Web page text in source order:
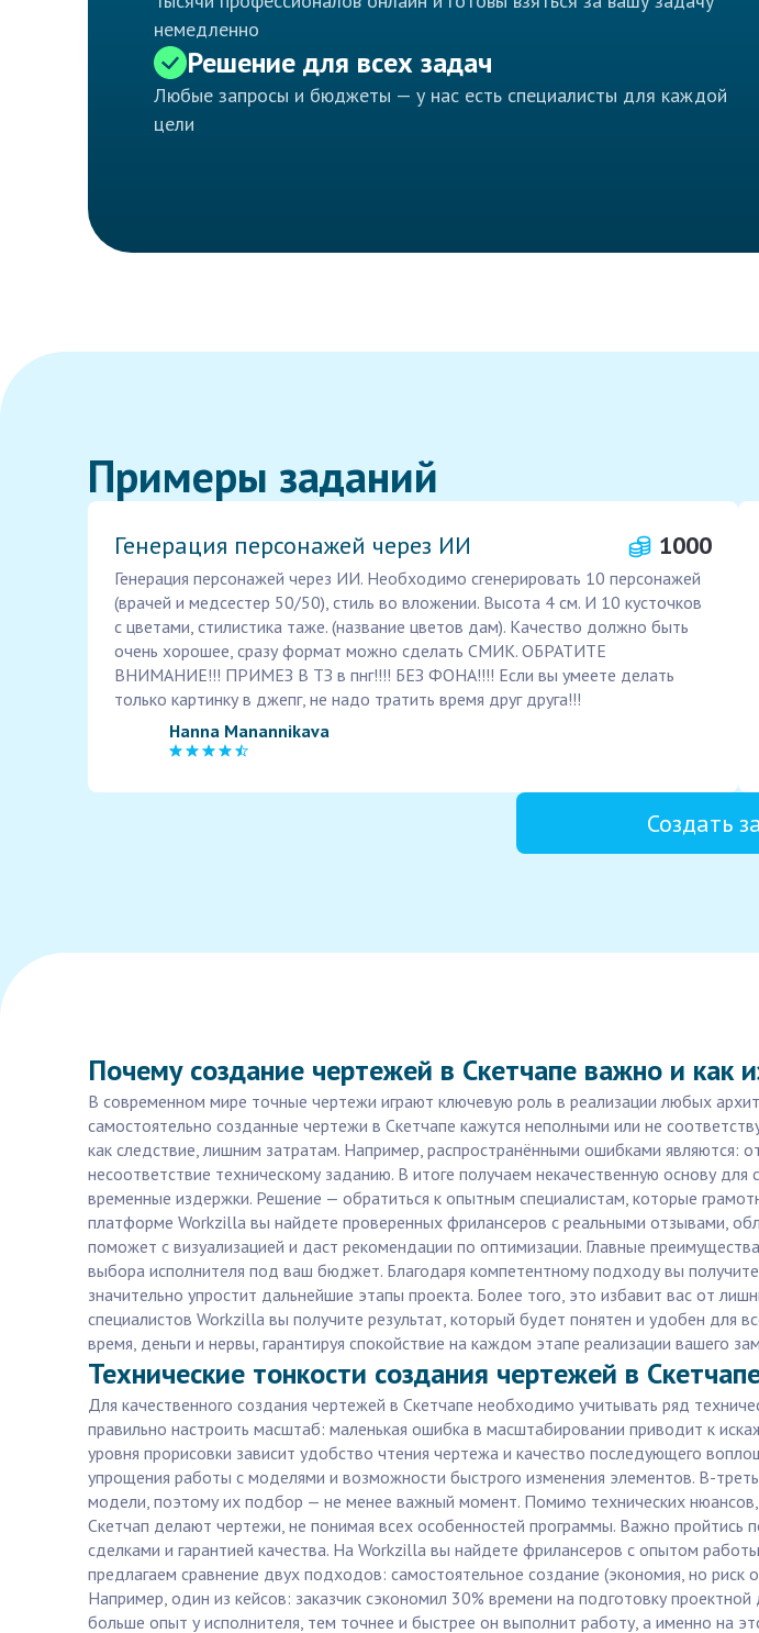
немедленно
Решение для всех задач
Любые запросы и бюджеты — у нас есть специалисты для каждой
цели
Примеры заданий
Генерация персонажей через ИИ 1000
Генерация персонажей через ИИ. Необходимо сгенерировать 10 персонажей
(врачей и медсестер 50/50), стиль во вложении. Высота 4 см. И 10 кусточков
с цветами, стилистика таже. (название цветов дам). Качество должно быть
очень хорошее, сразу формат можно сделать СМИК. ОБРАТИТЕ
ВНИМАНИЕ!!! ПРИМЕЗ В ТЗ в пнг!!!! БЕЗ ФОНА!!!! Если вы умеете делать
только картинку в джепг, не надо тратить время друг друга!!!
Hanna Manannikava
Создать
Почему создание чертежей в Скетчапе важно и как
В современном мире точные чертежи играют ключевую роль в реализации любых
самостоятельно созданные чертежи в Скетчапе кажутся неполными или не
как следствие, лишним затратам. Например, распространёнными ошибками
несоответствие техническому заданию. В итоге получаем некачественную основу
временные издержки. Решение — обратиться к опытным специалистам, которые
платформе Workzilla вы найдете проверенных фрилансеров с реальными отзывами,
поможет с визуализацией и даст рекомендации по оптимизации. Главные
выбора исполнителя под ваш бюджет. Благодаря компетентному подходу вы
значительно упростит дальнейшие этапы проекта. Более того, это избавит вас от
специалистов Workzilla вы получите результат, который будет понятен и удобен для
время, деньги и нервы, гарантируя спокойствие на каждом этапе реализации вашего
Технические тонкости создания чертежей в
Для качественного создания чертежей в Скетчапе необходимо учитывать ряд
правильно настроить масштаб: маленькая ошибка в масштабировании приводит к
уровня прорисовки зависит удобство чтения чертежа и качество последующего
упрощения работы с моделями и возможности быстрого изменения элементов. В-
модели, поэтому их подбор — не менее важный момент. Помимо технических
Скетчап делают чертежи, не понимая всех особенностей программы. Важно
сделками и гарантией качества. На Workzilla вы найдете фрилансеров с опытом
предлагаем сравнение двух подходов: самостоятельное создание (экономия, но риск
Например, один из кейсов: заказчик сэкономил 30% времени на подготовку
больше опыт у исполнителя, тем точнее и быстрее он выполнит работу, а именно на